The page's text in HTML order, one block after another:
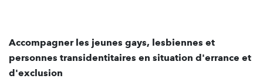
Accompagner les jeunes gays, lesbiennes et
personnes transidentitaires en situation d'errance et
d'exclusion